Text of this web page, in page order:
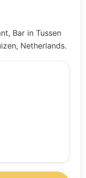
Bar in Tussen
Netherlands.